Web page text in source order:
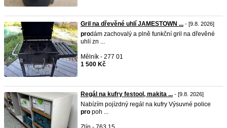
Gril na dřevěné uhlí JAMESTOWN ... - [9.8. 2026]
prodám zachovalý a plně funkční gril na dřevěné
uhlí zn ...
Mělník - 277 01
1 500 Kč
Regál na kufry festool, makita ... - [9.8. 2026]
Nabízím pojízdný regál na kufry Výsuvné police
pro poh ...